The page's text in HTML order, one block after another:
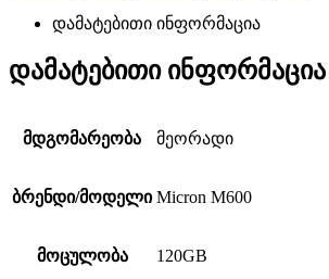
დამატებითი ინფორმაცია
დამატებითი ინფორმაცია
მდგომარეობა მეორადი
ბრენდი/მოდელი Micron M600
მოცულობა 120GB